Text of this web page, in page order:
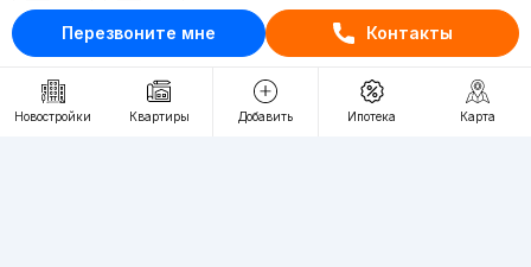
Перезвоните мне Контакты
Новостройки Квартиры Добавить Ипотека Карта
Контакты
О проекте